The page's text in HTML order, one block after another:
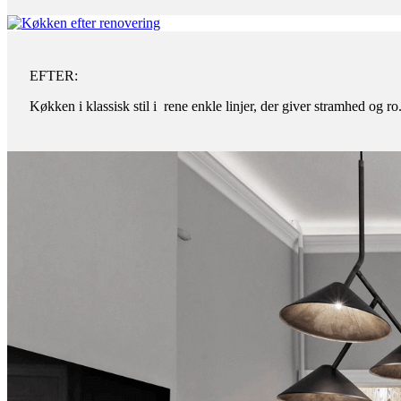
EFTER:
Køkken i klassisk stil i rene enkle linjer, der giver stramhed og